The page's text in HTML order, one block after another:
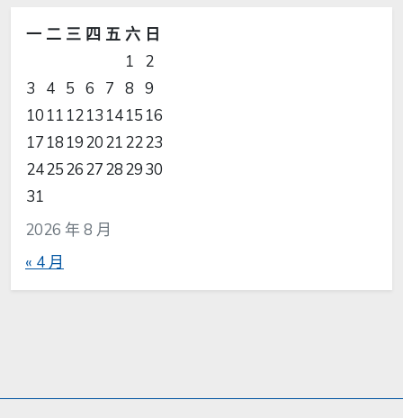
2026 年 8 月
一 二 三 四 五 六 日
1
2
3
4 5 6 7 8 9
10 11 1213 1415 16
17 18 1920212223
24252627282930
31
« 4 月